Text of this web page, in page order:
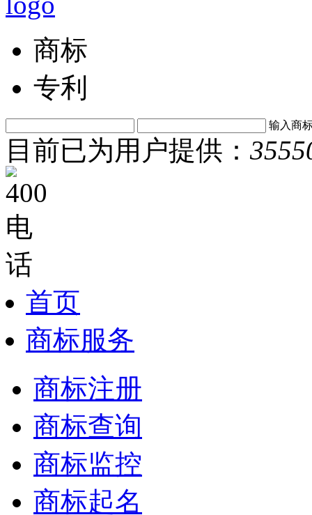
商标
专利
输入商
目前已为用户提供：
首页
商标服务
商标注册
商标查询
商标监控
商标起名